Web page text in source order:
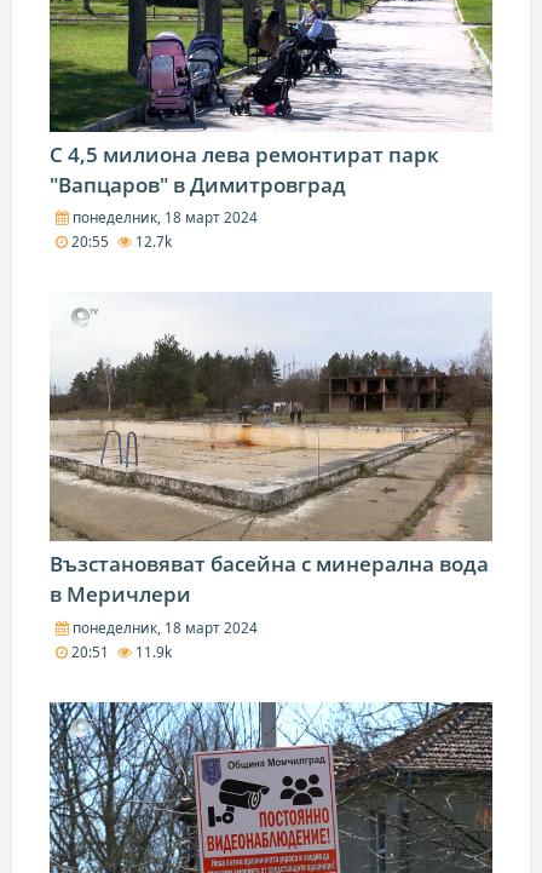
С 4,5 милиона лева ремонтират парк
"Вапцаров" в Димитровград
понеделник, 18 март 2024
20:55
12.7k
Възстановяват басейна с минерална вода
в Меричлери
понеделник, 18 март 2024
20:51
11.9k